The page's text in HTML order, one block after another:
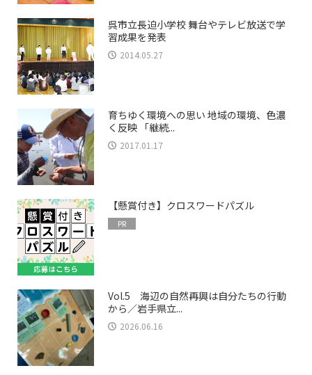
呉市立長迫小学校 舞台やテレビ放送で学
習成果を発表
2014.05.27
育ちゆく環境への思い 地域の環境、色濃
く反映 「継続...
2017.01.17
【懸賞付き】クロスワードパズル
PR
Vol.5 海辺の自然再興は自分たちの行動
から／岩手県立...
2026.06.16